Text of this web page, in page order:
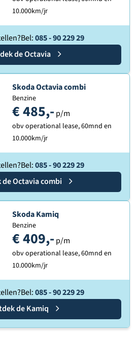
10.000km/jr
Bel:085 - 90 229 29
deSkoda
Octavia
Ontdek de
Skoda Octavia combi
Benzine
€ 485,- p/m
obv operational lease, 60mnd en
10.000km/jr
Bel:085 - 90 229 29
deSkoda
Octavia combi
Ontdek de
Skoda Kamiq
Benzine
€ 409,- p/m
obv operational lease, 60mnd en
10.000km/jr
Bel:085 - 90 229 29
deSkoda
Kamiq